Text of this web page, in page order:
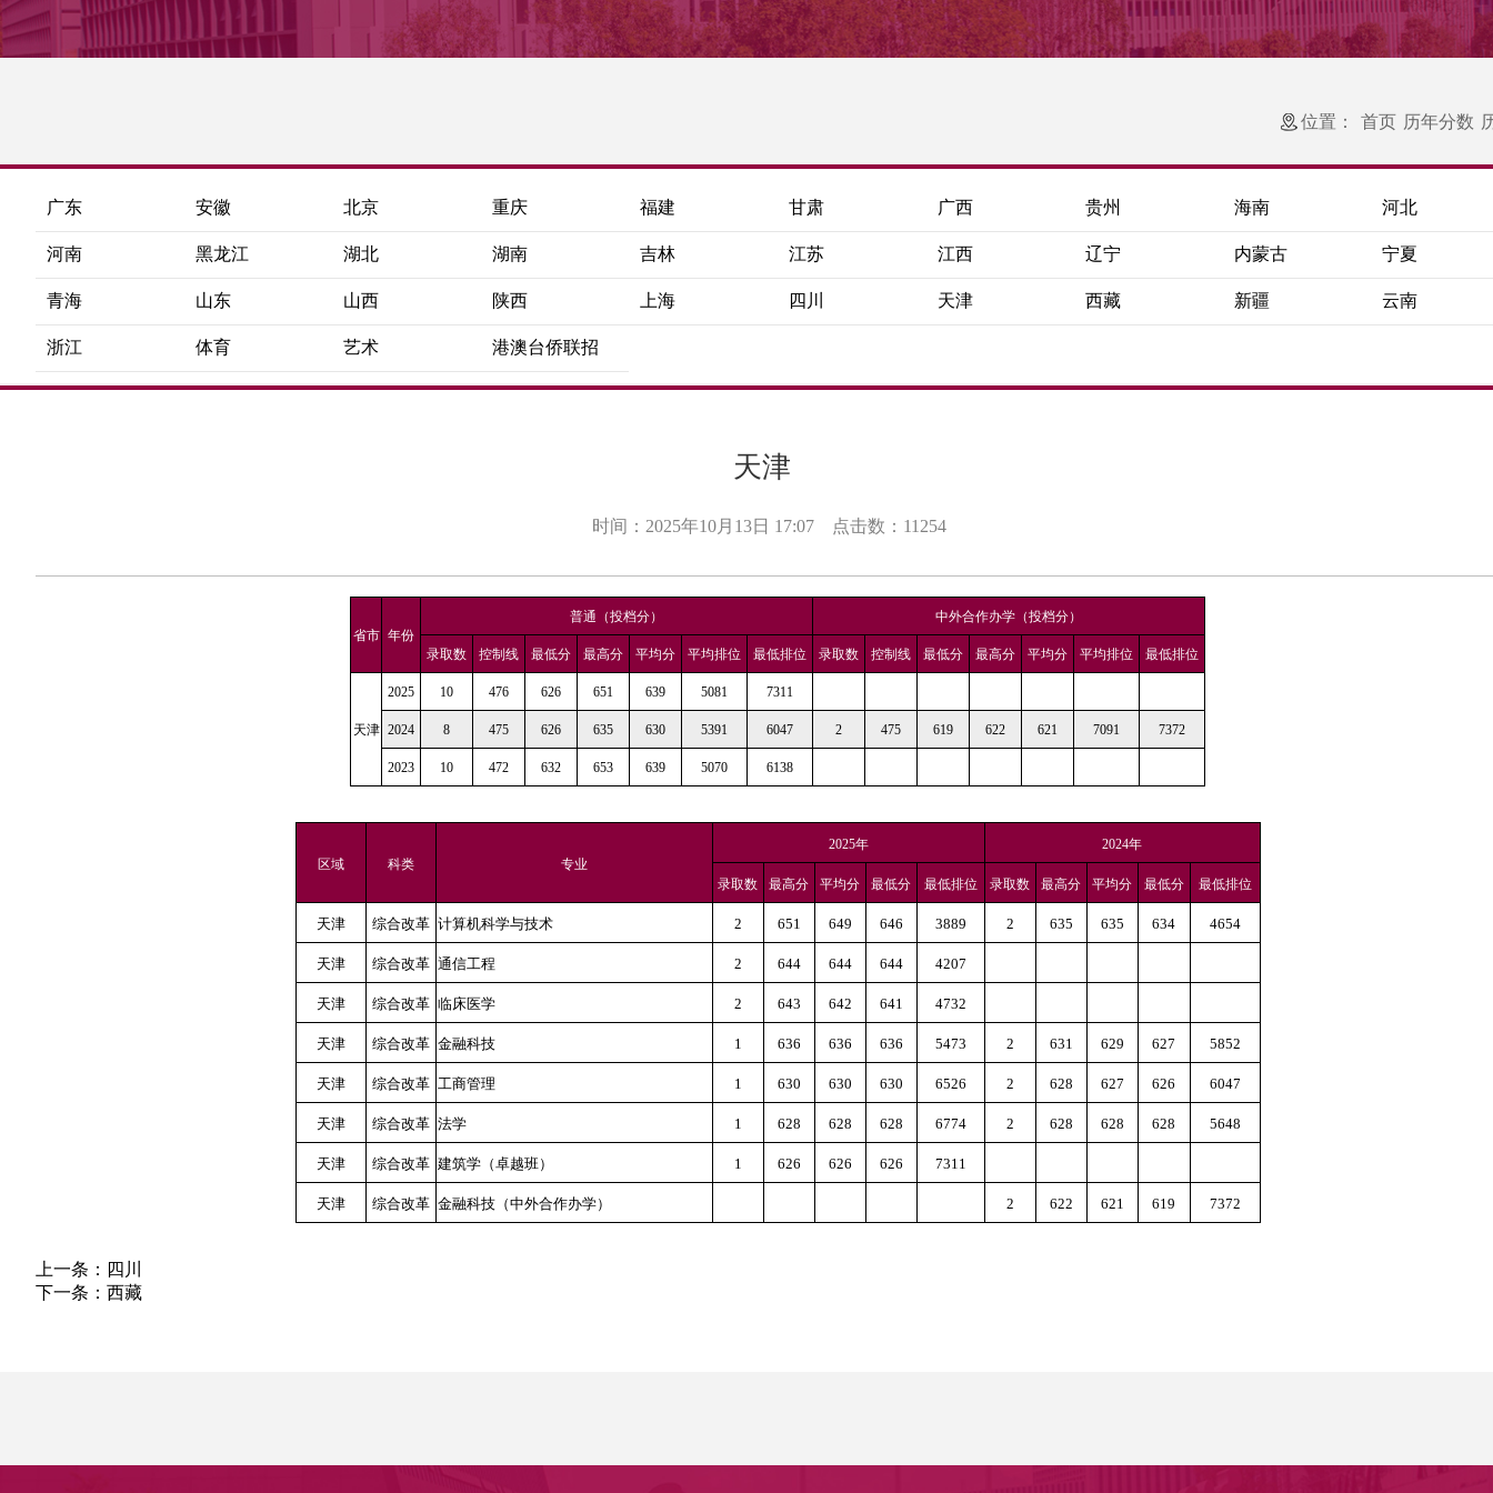
位置： 首页 历年分数
广东 安徽 北京 重庆 福建 甘肃 广西 贵州 海南 河北
河南 黑龙江 湖北 湖南 吉林 江苏 江西 辽宁 内蒙古 宁夏
青海 山东 山西 陕西 上海 四川 天津 西藏 新疆 云南
浙江 体育 艺术 港澳台侨联招
天津
时间：2025年10月13日 17:07 点击数： 11254
省市 年份
普通（投档分） 中外合作办学（投档分）
录取数 控制线 最低分 最高分 平均分 平均排位 最低排位 录取数 控制线 最低分 最高分 平均分 平均排位 最低排位
天津
2025 10 476 626 651 639 5081 7311
2024 8 475 626 635 630 5391 6047 2 475 619 622 621 7091 7372
2023 10 472 632 653 639 5070 6138
区域 科类 专业
2025年 2024年
录取数 最高分 平均分 最低分 最低排位 录取数 最高分 平均分 最低分 最低排位
天津 综合改革 计算机科学与技术 2 651 649 646 3889 2 635 635 634 4654
天津 综合改革 通信工程 2 644 644 644 4207
天津 综合改革 临床医学 2 643 642 641 4732
天津 综合改革 金融科技 1 636 636 636 5473 2 631 629 627 5852
天津 综合改革 工商管理 1 630 630 630 6526 2 628 627 626 6047
天津 综合改革 法学 1 628 628 628 6774 2 628 628 628 5648
天津 综合改革 建筑学（卓越班） 1 626 626 626 7311
天津 综合改革 金融科技（中外合作办学） 2 622 621 619 7372
上一条： 四川
下一条： 西藏